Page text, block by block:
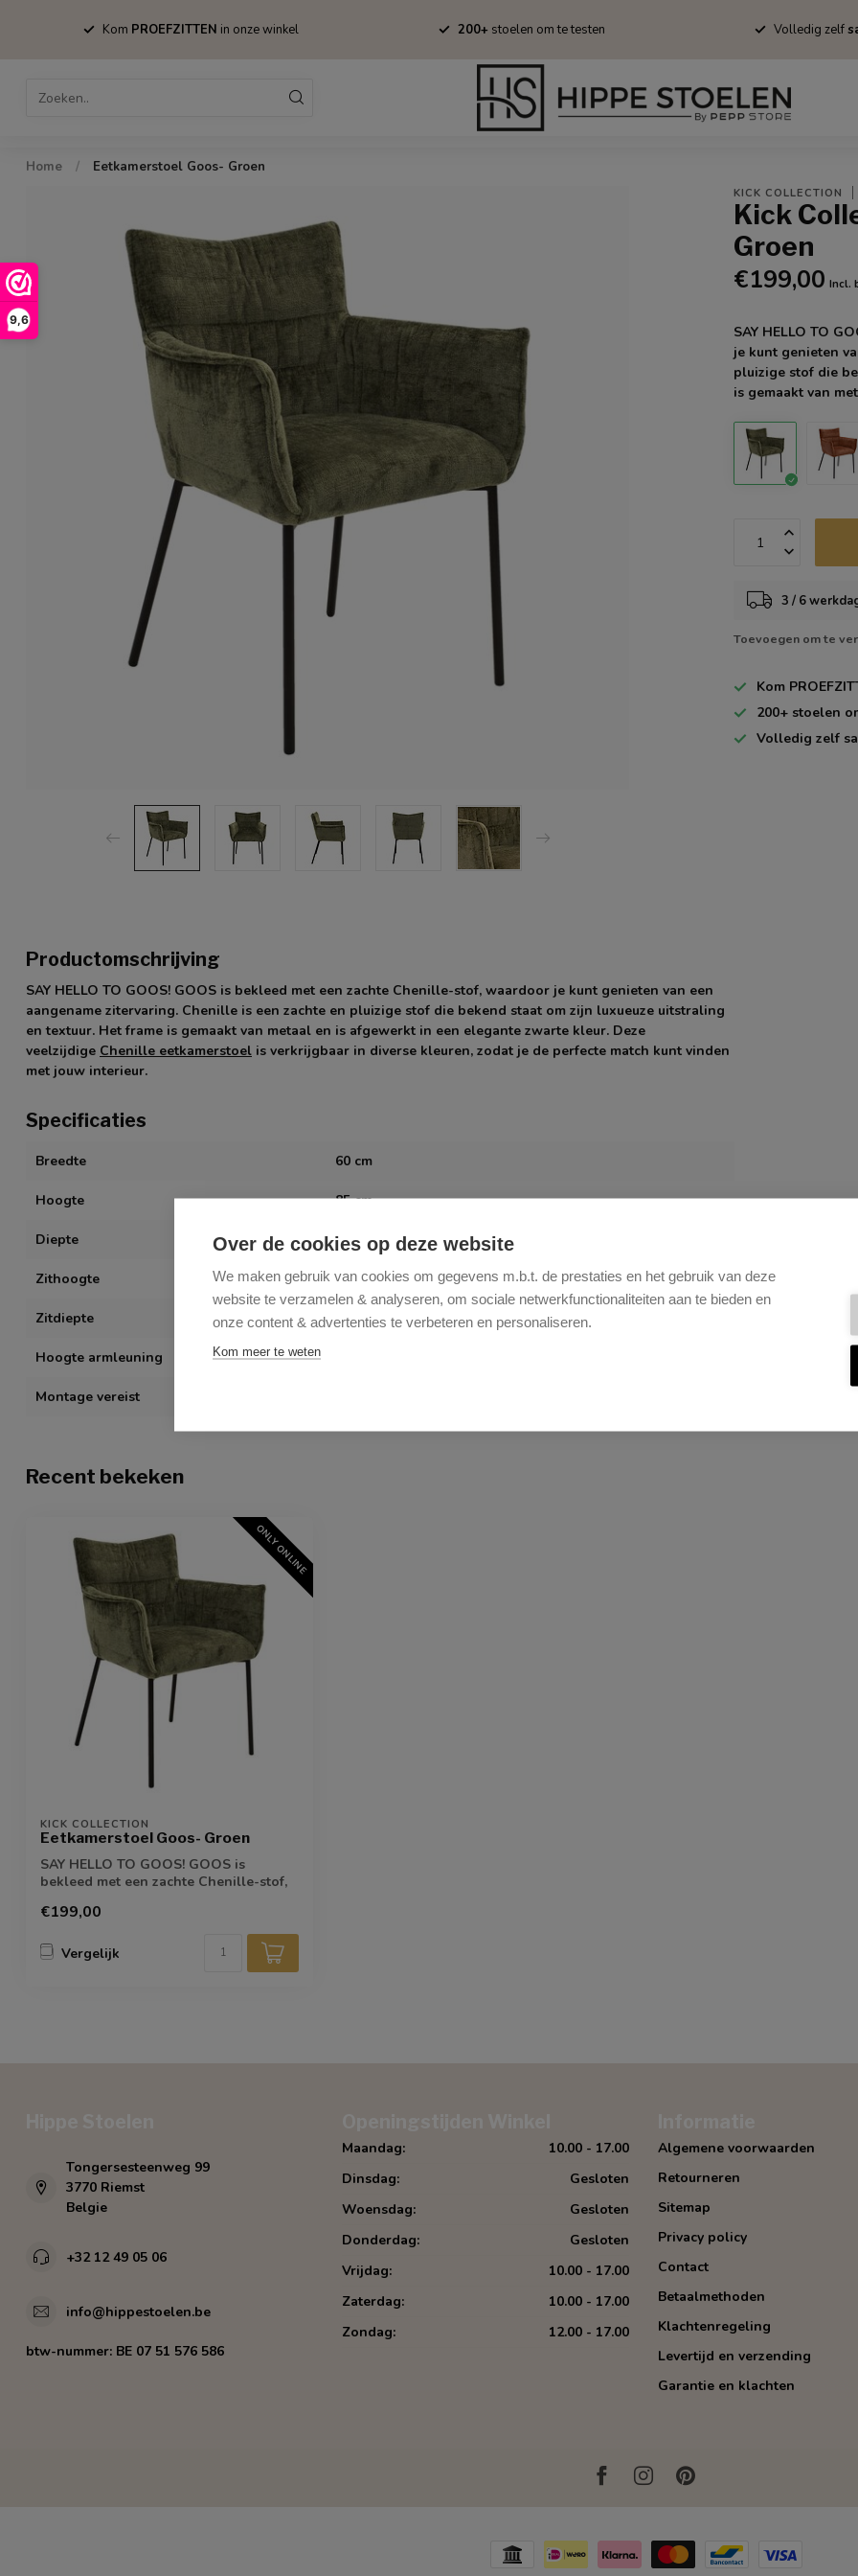
9,6
Over de cookies op deze website
We maken gebruik van cookies om gegevens m.b.t. de prestaties en het gebruik van deze
website te verzamelen & analyseren, om sociale netwerkfunctionaliteiten aan te bieden en
onze content & advertenties te verbeteren en personaliseren.
Kom meer te weten
Kom PROEFZITTEN in onze winkel 200+ stoelen om te testen Volledig zelf
Barkrukken Fauteuils Stofstalen
Home / Eetkamerstoel Goos- Groen
KICK COLLECTION
Kick
Groen
€199,00 Incl.
SAY HELLO TO
je kunt genieten
pluizige stof die
is gemaakt van
3 / 6
Toevoegen om te
Kom
200+ stoelen
Volledig zelf
Productomschrijving
SAY HELLO TO GOOS! GOOS is bekleed met een zachte Chenille-stof, waardoor je kunt genieten van een
aangename zitervaring. Chenille is een zachte en pluizige stof die bekend staat om zijn luxueuze uitstraling
en textuur. Het frame is gemaakt van metaal en is afgewerkt in een elegante zwarte kleur. Deze
veelzijdige Chenille eetkamerstoel is verkrijgbaar in diverse kleuren, zodat je de perfecte match kunt vinden
met jouw interieur.
Specificaties
Breedte 60 cm
Hoogte 85 cm
Diepte 58 cm
Zithoogte - cm
Zitdiepte - cm
Hoogte armleuning
Montage vereist
Recent bekeken
ONLY ONLINE
KICK COLLECTION
Eetkamerstoel Goos- Groen
SAY HELLO TO GOOS! GOOS is
bekleed met een zachte Chenille-stof,
€199,00
Vergelijk
Tongersesteenweg 99
3770 Riemst
Belgie
+32 12 49 05 06
info@hippestoelen.be
btw-nummer: BE 07 51 576 586
Maandag:
10.00 - 17.00
Dinsdag:
Gesloten
Woensdag:
Gesloten
Donderdag:
Gesloten
Vrijdag:
10.00 - 17.00
Zaterdag:
10.00 - 17.00
Zondag:
12.00 - 17.00
Algemene voorwaarden
Retourneren
Sitemap
Privacy policy
Contact
Betaalmethoden
Klachtenregeling
Levertijd en verzending
Garantie en klachten